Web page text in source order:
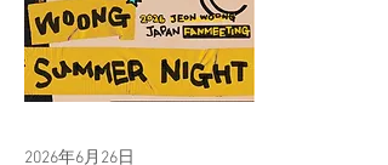
2026年6月26日